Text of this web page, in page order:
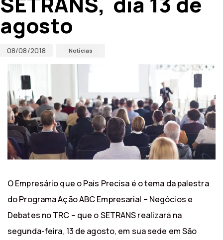
agosto
08/08/2018 Notícias
O Empresário que o País Precisa é o tema da palestra
do Programa Ação ABC Empresarial – Negócios e
Debates no TRC – que o SETRANS realizará na
segunda-feira, 13 de agosto, em sua sede em São